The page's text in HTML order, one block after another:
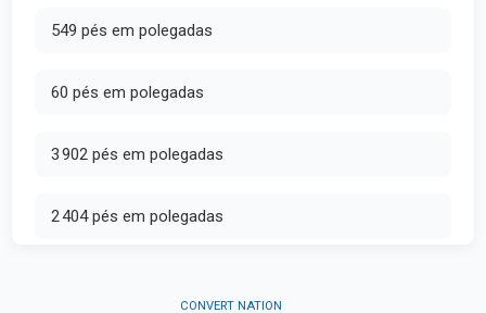
549 pés em polegadas
60 pés em polegadas
3 902 pés em polegadas
2 404 pés em polegadas
CONVERT NATION